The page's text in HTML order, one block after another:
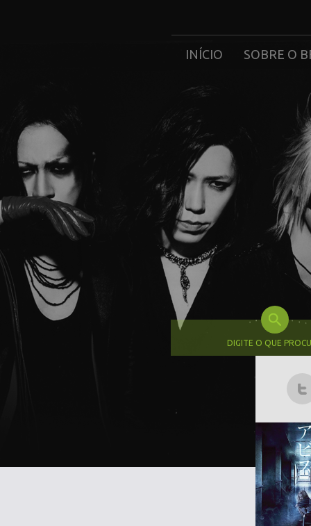
INÍCIO SOBRE O
DIGITE O QUE